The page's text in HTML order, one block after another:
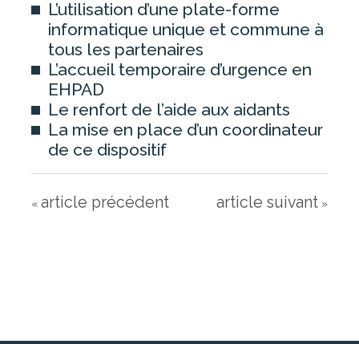
EHPAD ANCENIS
EHPAD CANDÉ
EHPAD OUDON
EHPAD VARADES
ESPACE VISITEUR
L’utilisation d’une plate-forme
informatique unique et commune à
tous les partenaires
L’accueil temporaire d’urgence en
EHPAD
Le renfort de l’aide aux aidants
La mise en place d’un coordinateur
de ce dispositif
«article précédent article suivant»